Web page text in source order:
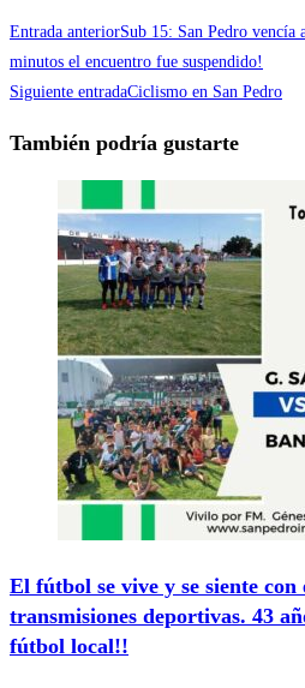
Entrada anteriorSub 15: San Pedro vencía
minutos el encuentro fue suspendido!
Siguiente entradaCiclismo en San Pedro
También podría gustarte
El fútbol se vive y se siente
transmisiones deportivas. 43
fútbol local!!